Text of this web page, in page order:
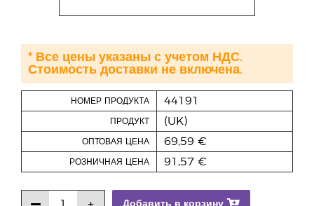
НОМЕР ПРОДУКТА 44191
ПРОДУКТ (UK)
ОПТОВАЯ ЦЕНА 69,59 €
РОЗНИЧНАЯ ЦЕНА 91,57 €
Добавить в корзину
* Все цены указаны с учетом НДС.
Стоимость доставки не включена.